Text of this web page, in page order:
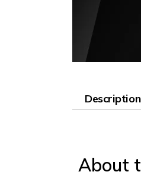
Description
About